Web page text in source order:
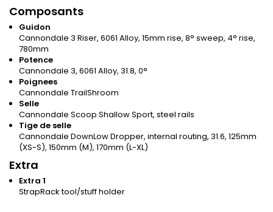
Composants
Guidon
Cannondale 3 Riser, 6061 Alloy, 15mm rise, 8° sweep, 4° rise,
780mm
Potence
Cannondale 3, 6061 Alloy, 31.8, 0°
Poignees
Cannondale TrailShroom
Selle
Cannondale Scoop Shallow Sport, steel rails
Tige de selle
Cannondale DownLow Dropper, internal routing, 31.6, 125mm
(XS-S), 150mm (M), 170mm (L-XL)
Extra
Extra 1
StrapRack tool/stuff holder